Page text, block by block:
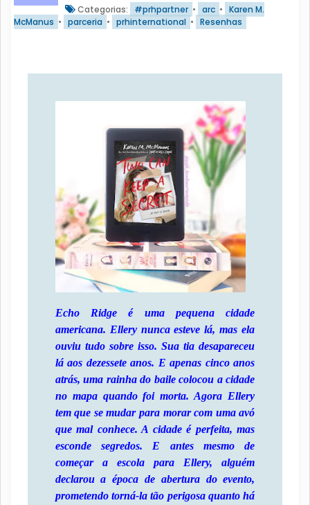
Categorias: #prhpartner • arc • Karen M.
McManus • parceria • prhinternational • Resenhas
Echo Ridge é uma pequena cidade
americana. Ellery nunca esteve lá, mas ela
ouviu tudo sobre isso. Sua tia desapareceu
lá aos dezessete anos. E apenas cinco anos
atrás, uma rainha do baile colocou a cidade
no mapa quando foi morta. Agora Ellery
tem que se mudar para morar com uma avó
que mal conhece. A cidade é perfeita, mas
esconde segredos. E antes mesmo de
começar a escola para Ellery, alguém
declarou a época de abertura do evento,
prometendo torná-la tão perigosa quanto há